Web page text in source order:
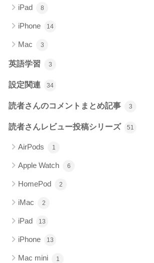
iPad 8
iPhone 14
Mac 3
英語学習 3
設定関連 34
読者さんのコメントまとめ記事 3
読者さんレビュー投稿シリーズ 51
AirPods 1
Apple Watch 6
HomePod 2
iMac 2
iPad 13
iPhone 13
Mac mini 1